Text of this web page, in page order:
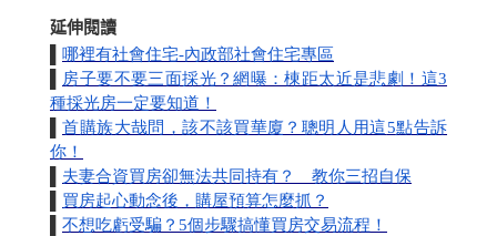
延伸閱讀
哪裡有社會住宅-內政部社會住宅專區
房子要不要三面採光？網曝：棟距太近是悲劇！這3
種採光房一定要知道！
首購族大哉問，該不該買華廈？聰明人用這5點告訴
你！
夫妻合資買房卻無法共同持有？ 教你三招自保
買房起心動念後，購屋預算怎麼抓？
不想吃虧受騙？ 5個步驟搞懂買房交易流程！